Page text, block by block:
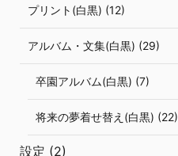
プリント(白黒) (12)
アルバム・文集(白黒) (29)
卒園アルバム(白黒) (7)
将来の夢着せ替え(白黒) (22)
設定 (2)